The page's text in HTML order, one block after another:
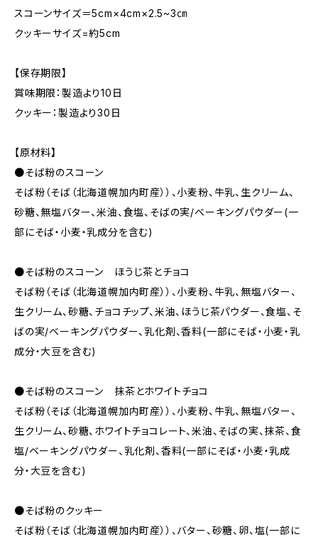
スコーンサイズ＝5cm×4cm×2.5~3㎝
クッキーサイズ=約5cm
【保存期限】
賞味期限：製造より10日
クッキー：製造より30日
【原材料】
●そば粉のスコーン
そば粉（そば（北海道幌加内町産））、小麦粉、牛乳、生クリーム、
砂糖、無塩バター、米油、食塩、そばの実/ベーキングパウダー(一
部にそば・小麦・乳成分を含む)
●そば粉のスコーン ほうじ茶とチョコ
そば粉（そば（北海道幌加内町産））、小麦粉、牛乳、無塩バター、
生クリーム、砂糖、チョコチップ、米油、ほうじ茶パウダー、食塩、そ
ばの実/ベーキングパウダー、乳化剤、香料(一部にそば・小麦・乳
成分・大豆を含む)
●そば粉のスコーン 抹茶とホワイトチョコ
そば粉（そば（北海道幌加内町産））、小麦粉、牛乳、無塩バター、
生クリーム、砂糖、ホワイトチョコレート、米油、そばの実、抹茶、食
塩/ベーキングパウダー、乳化剤、香料(一部にそば・小麦・乳成
分・大豆を含む)
●そば粉のクッキー
そば粉（そば（北海道幌加内町産））、バター、砂糖、卵、塩(一部に